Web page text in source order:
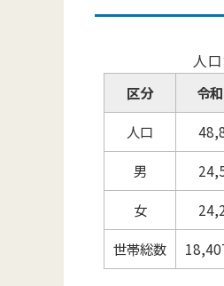
人
区分 令
人口
男
女
世帯総数